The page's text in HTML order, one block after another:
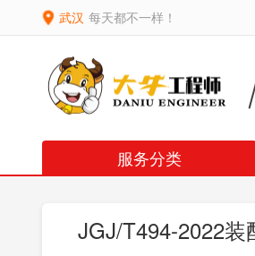
武汉 每天都不一样！
服务分类
JGJ/T494-2022